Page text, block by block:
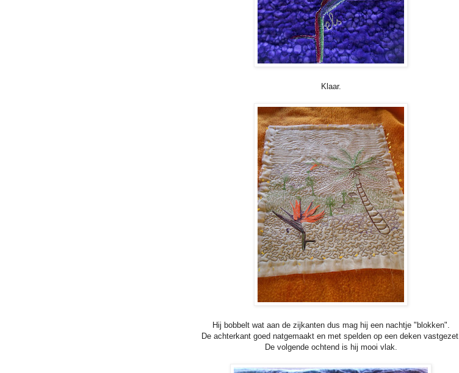
Klaar.
Hij bobbelt wat aan de zijkanten dus mag hij een nachtje "blokken".
De achterkant goed natgemaakt en met spelden op een deken vastgezet.
De volgende ochtend is hij mooi vlak.